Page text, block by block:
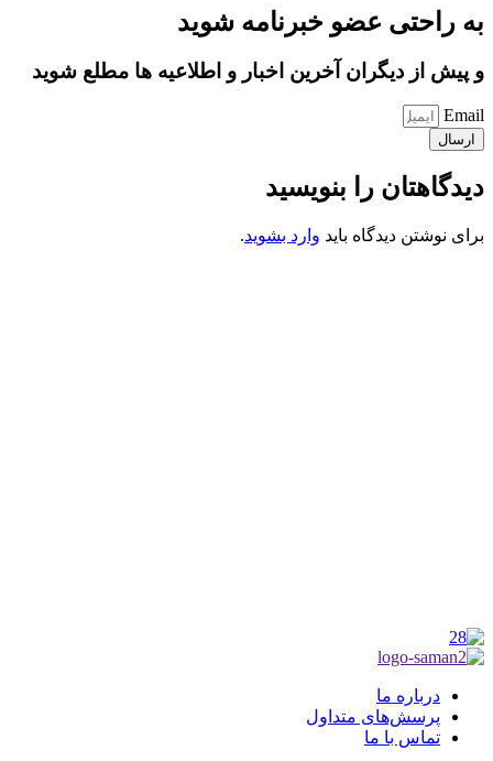
به راحتی عضو خبرنامه شوید
و پیش از دیگران آخرین اخبار و اطلاعیه ها مطلع شوید
Email
ارسال
دیدگاهتان را بنویسید
برای نوشتن دیدگاه باید وارد بشوید.
درباره ما
پرسش‌های متداول
تماس با ما